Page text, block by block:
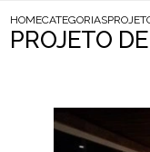
HOMECATEGORIAS
PROJETO